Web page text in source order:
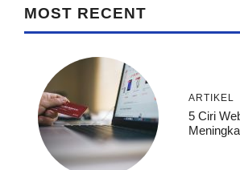
MOST RECENT
ARTIKEL
5 Ciri